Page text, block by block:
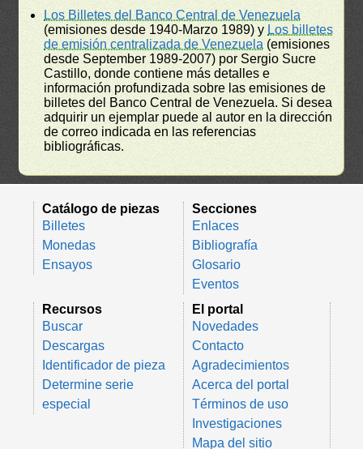
Los Billetes del Banco Central de Venezuela
(emisiones desde 1940-Marzo 1989) y Los billetes
de emisión centralizada de Venezuela (emisiones
desde September 1989-2007) por Sergio Sucre
Castillo, donde contiene más detalles e
información profundizada sobre las emisiones de
billetes del Banco Central de Venezuela. Si desea
adquirir un ejemplar puede al autor en la dirección
de correo indicada en las referencias
bibliográficas.
Catálogo de piezas
Billetes
Monedas
Ensayos
Secciones
Enlaces
Bibliografía
Glosario
Eventos
Recursos
Buscar
Descargas
Identificador de pieza
Determine serie
especial
El portal
Novedades
Contacto
Agradecimientos
Acerca del portal
Términos de uso
Investigaciones
Mapa del sitio